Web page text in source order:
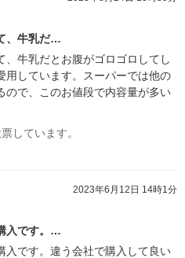
、牛乳だ…
、牛乳だとお腹がゴロゴロしてし
用しています。スーパーでは他の
ので、このお値段で内容量が多い
しています。
2023年6月12日 14時1分
入です。…
入です。違う会社で購入して良い